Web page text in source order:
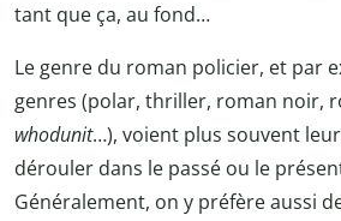
tant que ça, au fond…
Le genre du roman policier, et par
genres (polar, thriller, roman noir,
whodunit…), voient plus souvent
dérouler dans le passé ou le
Généralement, on y préfère aussi